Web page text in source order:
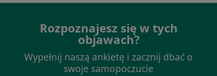
Rozpoznajesz się w tych
objawach?
Wypełnij naszą ankietę i zacznij dbać o
swoje samopoczucie